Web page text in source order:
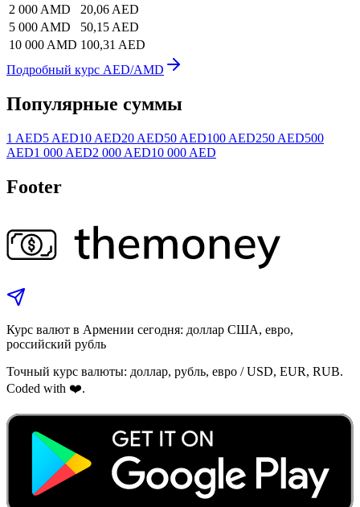
2 000 AMD
20,06 AED
5 000 AMD
50,15 AED
10 000 AMD 100,31 AED
Подробный курс AED/AMD
Популярные суммы
1 AED5 AED10 AED20 AED50 AED100 AED250 AED500
AED1 000 AED2 000 AED10 000 AED
Footer
Курс валют в Армении сегодня: доллар США, евро,
российский рубль
Точный курс валюты: доллар, рубль, евро / USD, EUR, RUB.
Coded with ❤️.